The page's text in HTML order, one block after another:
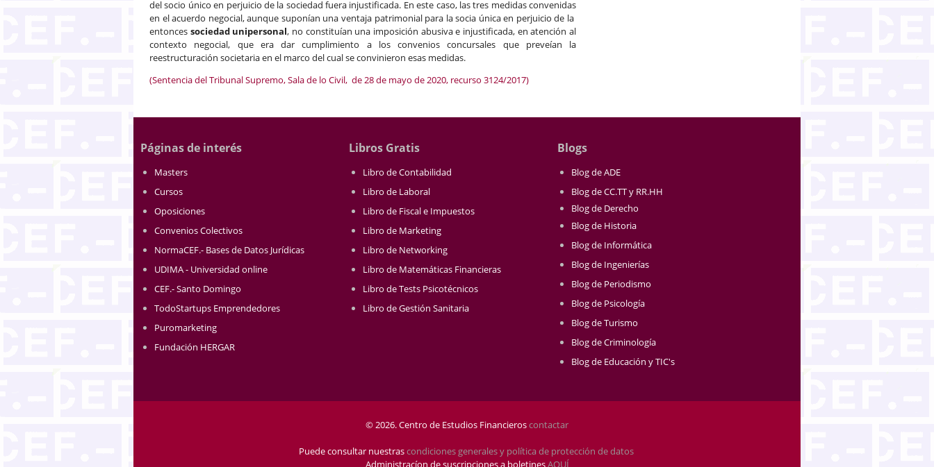
del socio único en perjuicio de la sociedad fuera injustificada. En este caso, las tres medidas convenidas
en el acuerdo negocial, aunque suponían una ventaja patrimonial para la socia única en perjuicio de la
entonces sociedad unipersonal, no constituían una imposición abusiva e injustificada, en atención al
contexto negocial, que era dar cumplimiento a los convenios concursales que preveían la
reestructuración societaria en el marco del cual se convinieron esas medidas.
(Sentencia del Tribunal Supremo, Sala de lo Civil, de 28 de mayo de 2020, recurso 3124/2017)
Páginas de interés
Masters
Cursos
Oposiciones
Convenios Colectivos
NormaCEF.- Bases de Datos Jurídicas
UDIMA - Universidad online
CEF.- Santo Domingo
TodoStartups Emprendedores
Puromarketing
Fundación HERGAR
Libros Gratis
Libro de Contabilidad
Libro de Laboral
Libro de Fiscal e Impuestos
Libro de Marketing
Libro de Networking
Libro de Matemáticas Financieras
Libro de Tests Psicotécnicos
Libro de Gestión Sanitaria
Blogs
Blog de ADE
Blog de CC.TT y RR.HH
Blog de Derecho
Blog de Historia
Blog de Informática
Blog de Ingenierías
Blog de Periodismo
Blog de Psicología
Blog de Turismo
Blog de Criminología
Blog de Educación y TIC's
© 2026. Centro de Estudios Financieroscontactar
Puede consultar nuestrascondiciones generales y política de protección de datos.
Administracíon de suscripciones a boletinesAQUÍ